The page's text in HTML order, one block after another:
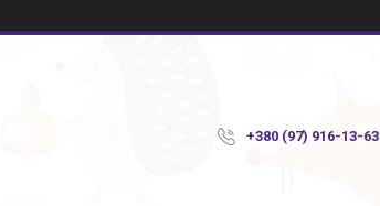
+380 (97) 916-13-63